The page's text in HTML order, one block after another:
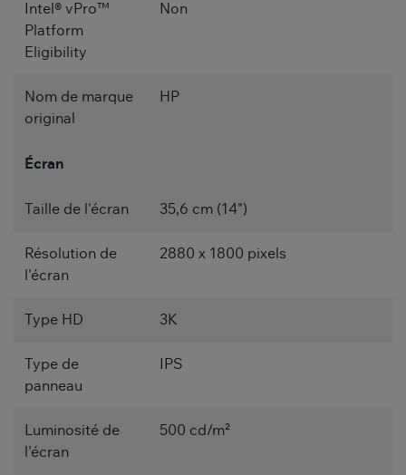
Intel® vPro™
Platform
Eligibility
Non
Nom de marque
original
HP
Écran
Taille de l'écran 35,6 cm (14")
Résolution de
l'écran
2880 x 1800 pixels
Type HD 3K
Type de
panneau
IPS
Luminosité de
l'écran
500 cd/m²